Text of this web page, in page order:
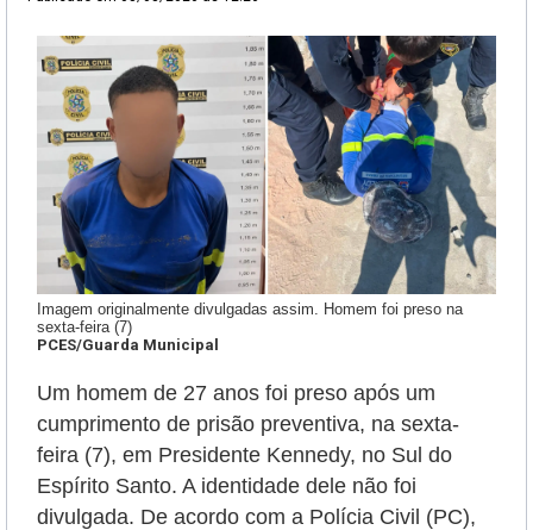
Imagem originalmente divulgadas assim. Homem foi preso na
sexta-feira (7)
PCES/Guarda Municipal
Um homem de 27 anos foi preso após um
cumprimento de prisão preventiva, na sexta-
feira (7), em Presidente Kennedy, no Sul do
Espírito Santo. A identidade dele não foi
divulgada. De acordo com a Polícia Civil (PC),